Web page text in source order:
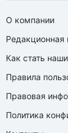
О компании
Редакционная
Как стать
Правила
Правовая
Политика